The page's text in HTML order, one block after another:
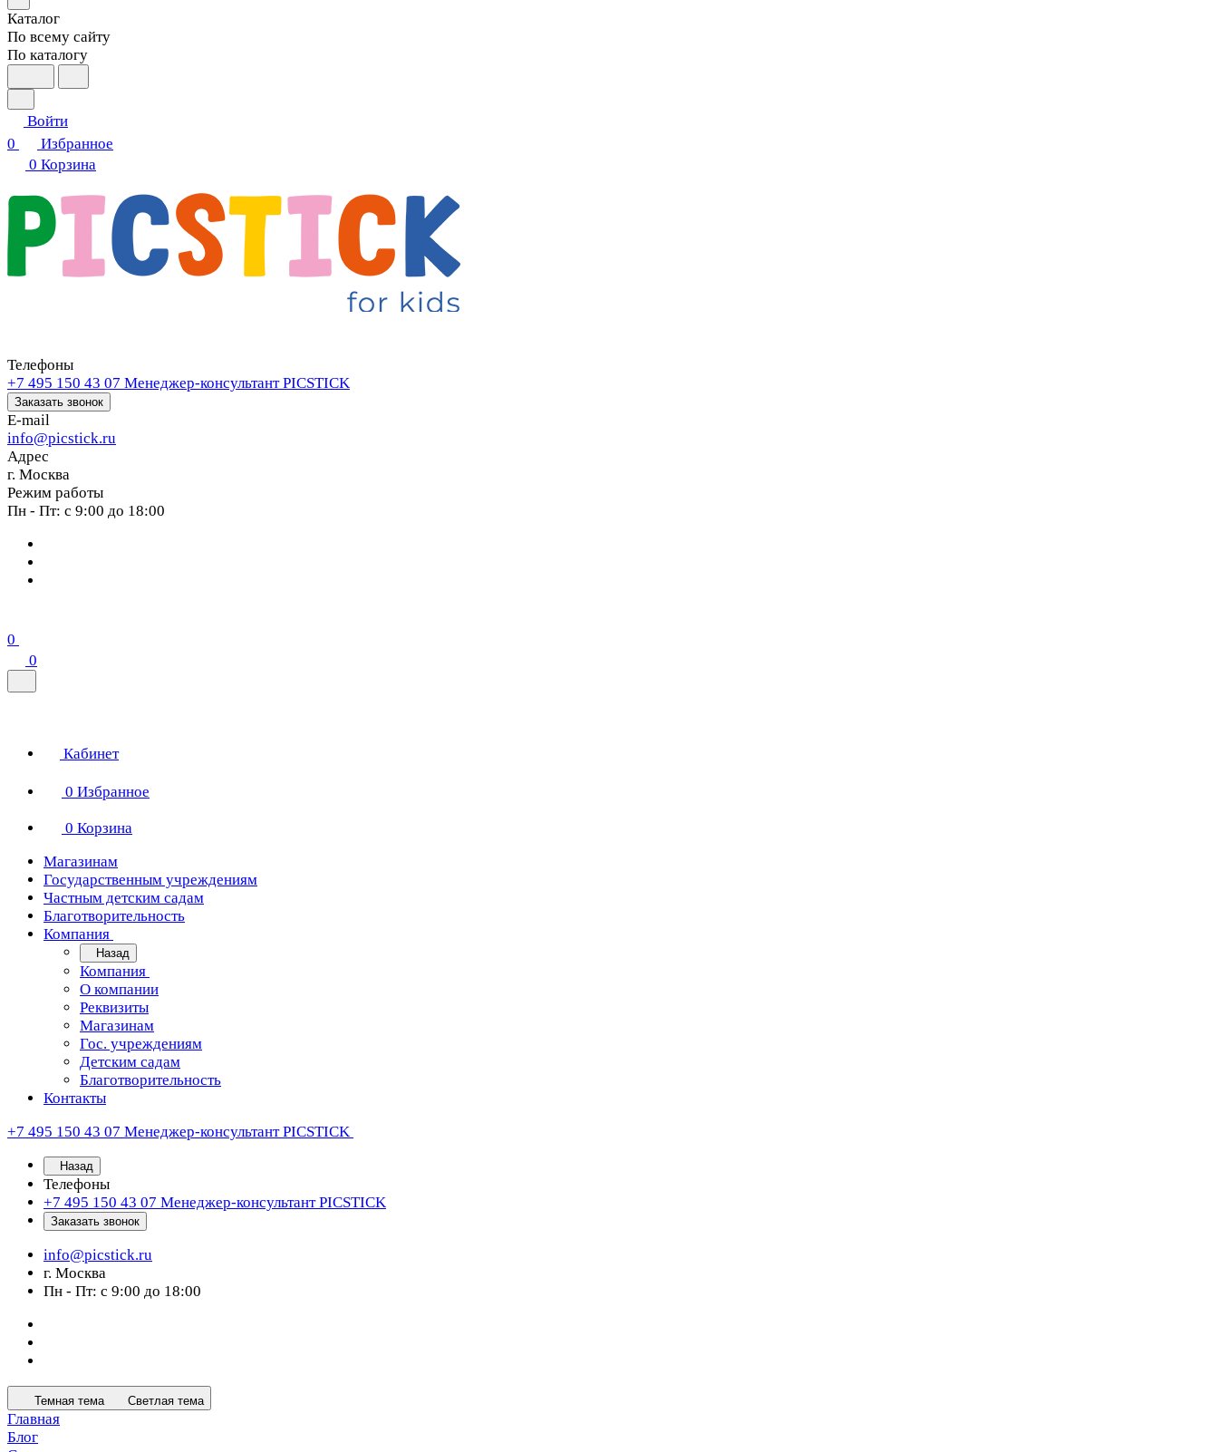
Каталог
По всему сайту
По каталогу
Войти
0
Избранное
0 Корзина
Телефоны
+7 495 150 43 07 Менеджер-консультант PICSTICK
Заказать звонок
E-mail
info@picstick.ru
Адрес
г. Москва
Режим работы
Пн - Пт: с 9:00 до 18:00
0
0
Кабинет
0 Избранное
0 Корзина
Магазинам
Государственным учреждениям
Частным детским садам
Благотворительность
Компания
Назад
Компания
О компании
Реквизиты
Магазинам
Гос. учреждениям
Детским садам
Благотворительность
Контакты
+7 495 150 43 07 Менеджер-консультант PICSTICK
Назад
Телефоны
+7 495 150 43 07 Менеджер-консультант PICSTICK
Заказать звонок
info@picstick.ru
г. Москва
Пн - Пт: с 9:00 до 18:00
Темная тема Светлая тема
Главная
Блог